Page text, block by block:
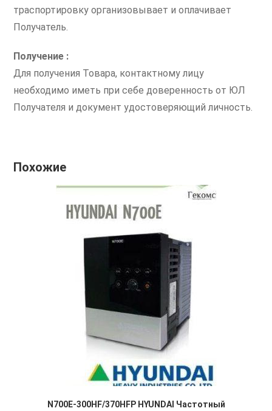
траспортировку организовывает и оплачивает
Получатель.
Получение :
Для получения Товара, контактному лицу
необходимо иметь при себе доверенность от ЮЛ
Получателя и документ удостоверяющий личность.
Похожие
N700E-300HF/370HFP HYUNDAI Частотный